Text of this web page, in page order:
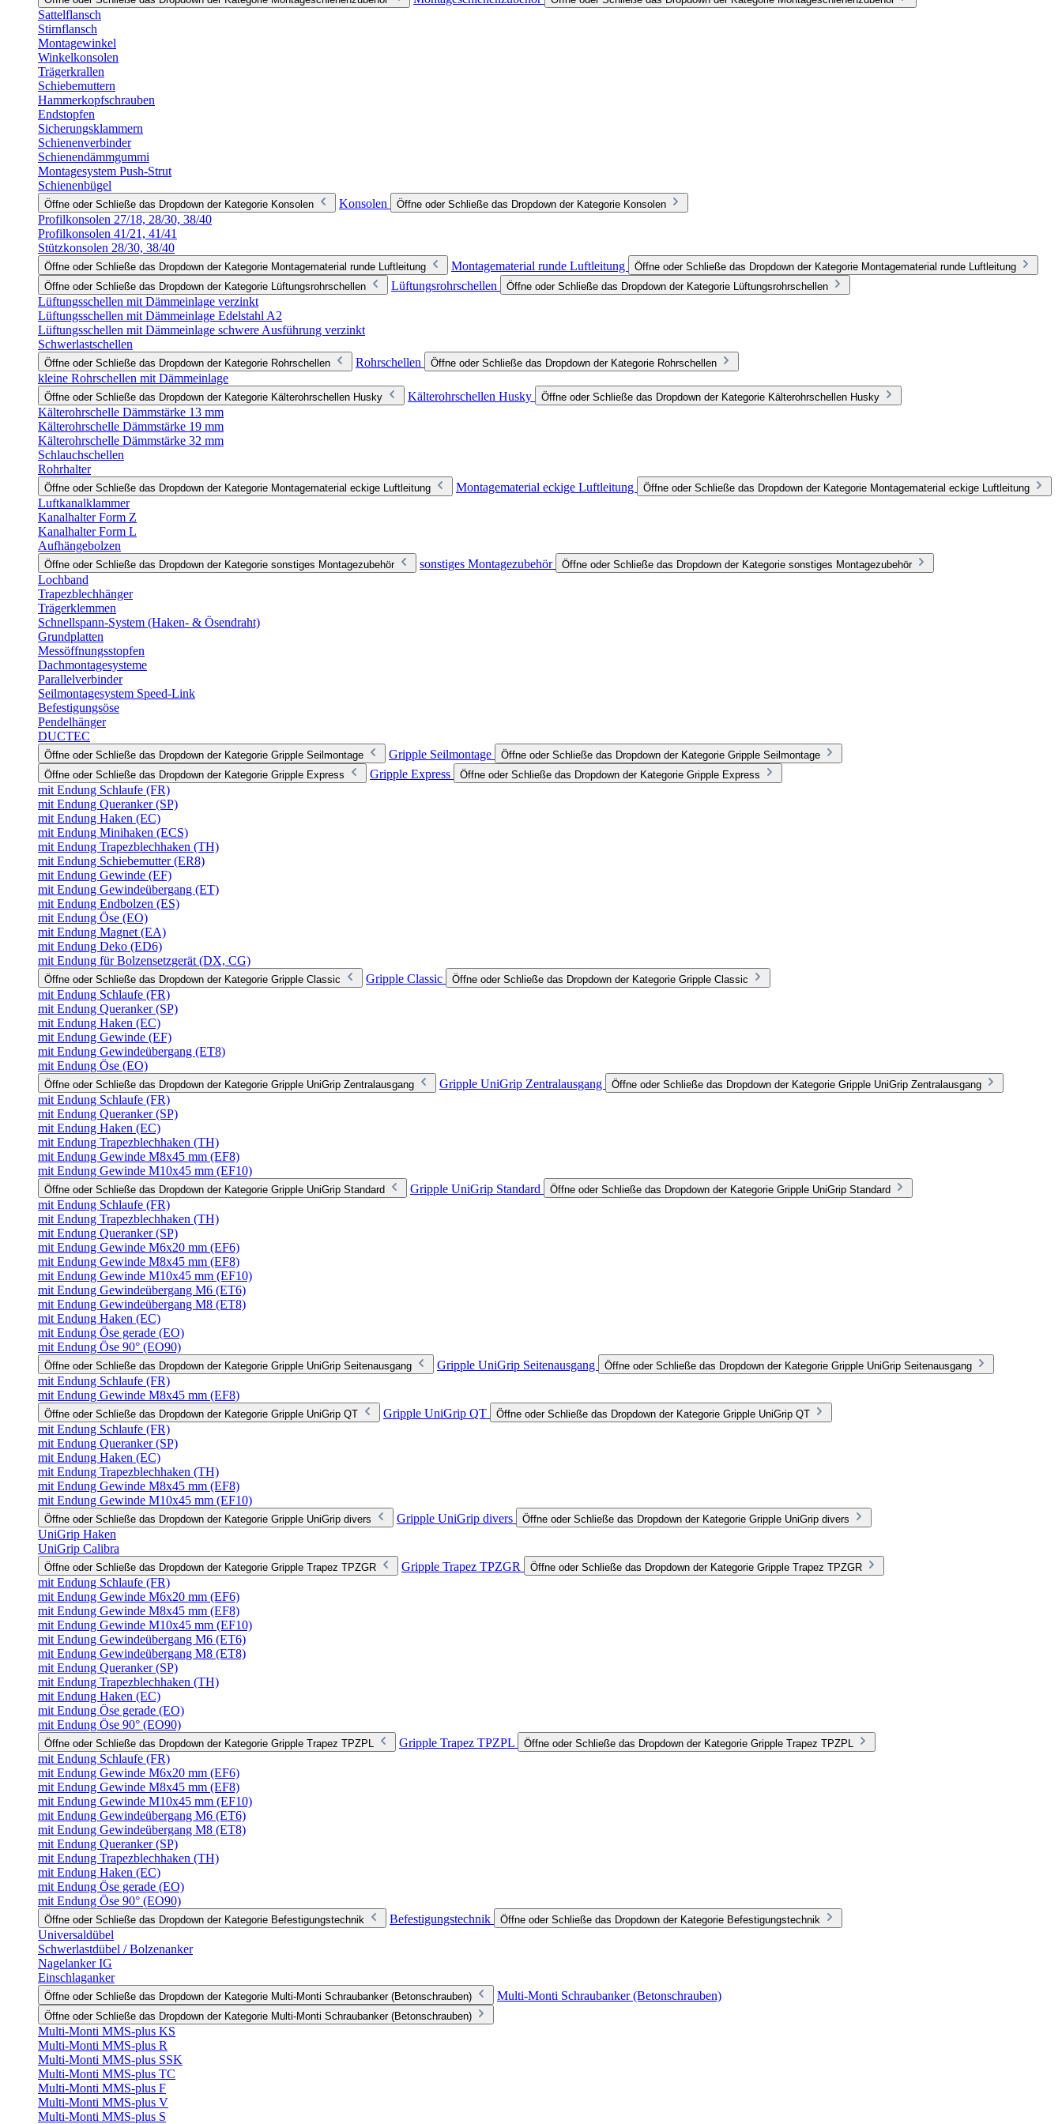
Sattelflansch
Stirnflansch
Montagewinkel
Winkelkonsolen
Trägerkrallen
Schiebemuttern
Hammerkopfschrauben
Endstopfen
Sicherungsklammern
Schienenverbinder
Schienendämmgummi
Montagesystem Push-Strut
Schienenbügel
Öffne oder Schließe das Dropdown der Kategorie Konsolen Konsolen Öffne oder Schließe das Dropdown der Kategorie Konsolen
Profilkonsolen 27/18, 28/30, 38/40
Profilkonsolen 41/21, 41/41
Stützkonsolen 28/30, 38/40
Öffne oder Schließe das Dropdown der Kategorie Montagematerial runde Luftleitung Montagematerial runde Luftleitung
Öffne oder Schließe das Dropdown der Kategorie Montagematerial runde Luftleitung
Öffne oder Schließe das Dropdown der Kategorie Lüftungsrohrschellen
Lüftungsrohrschellen Öffne oder Schließe das Dropdown der Kategorie Lüftungsrohrschellen
Lüftungsschellen mit Dämmeinlage verzinkt
Lüftungsschellen mit Dämmeinlage Edelstahl A2
Lüftungsschellen mit Dämmeinlage schwere Ausführung verzinkt
Schwerlastschellen
Öffne oder Schließe das Dropdown der Kategorie Rohrschellen Rohrschellen Öffne oder Schließe das Dropdown der Kategorie Rohrschellen
kleine Rohrschellen mit Dämmeinlage
Öffne oder Schließe das Dropdown der Kategorie Kälterohrschellen Husky Kälterohrschellen Husky Öffne oder Schließe das Dropdown der Kategorie Kälterohrschellen Husky
Kälterohrschelle Dämmstärke 13 mm
Kälterohrschelle Dämmstärke 19 mm
Kälterohrschelle Dämmstärke 32 mm
Schlauchschellen
Rohrhalter
Öffne oder Schließe das Dropdown der Kategorie Montagematerial eckige Luftleitung Montagematerial eckige Luftleitung Öffne oder Schließe das Dropdown der Kategorie Montagematerial eckige Luftleitung
Luftkanalklammer
Kanalhalter Form Z
Kanalhalter Form L
Aufhängebolzen
Öffne oder Schließe das Dropdown der Kategorie sonstiges Montagezubehör sonstiges Montagezubehör Öffne oder Schließe das Dropdown der Kategorie sonstiges Montagezubehör
Lochband
Trapezblechhänger
Trägerklemmen
Schnellspann-System (Haken- & Ösendraht)
Grundplatten
Messöffnungsstopfen
Dachmontagesysteme
Parallelverbinder
Seilmontagesystem Speed-Link
Befestigungsöse
Pendelhänger
DUCTEC
Öffne oder Schließe das Dropdown der Kategorie Gripple Seilmontage Gripple Seilmontage
Öffne oder Schließe das Dropdown der Kategorie Gripple Seilmontage
Öffne oder Schließe das Dropdown der Kategorie Gripple Express
Gripple Express Öffne oder Schließe das Dropdown der Kategorie Gripple Express
mit Endung Schlaufe (FR)
mit Endung Queranker (SP)
mit Endung Haken (EC)
mit Endung Minihaken (ECS)
mit Endung Trapezblechhaken (TH)
mit Endung Schiebemutter (ER8)
mit Endung Gewinde (EF)
mit Endung Gewindeübergang (ET)
mit Endung Endbolzen (ES)
mit Endung Öse (EO)
mit Endung Magnet (EA)
mit Endung Deko (ED6)
mit Endung für Bolzensetzgerät (DX, CG)
Öffne oder Schließe das Dropdown der Kategorie Gripple Classic Gripple Classic Öffne oder Schließe das Dropdown der Kategorie Gripple Classic
mit Endung Schlaufe (FR)
mit Endung Queranker (SP)
mit Endung Haken (EC)
mit Endung Gewinde (EF)
mit Endung Gewindeübergang (ET8)
mit Endung Öse (EO)
Öffne oder Schließe das Dropdown der Kategorie Gripple UniGrip Zentralausgang Gripple UniGrip Zentralausgang Öffne oder Schließe das Dropdown der Kategorie Gripple UniGrip Zentralausgang
mit Endung Schlaufe (FR)
mit Endung Queranker (SP)
mit Endung Haken (EC)
mit Endung Trapezblechhaken (TH)
mit Endung Gewinde M8x45 mm (EF8)
mit Endung Gewinde M10x45 mm (EF10)
Öffne oder Schließe das Dropdown der Kategorie Gripple UniGrip Standard Gripple UniGrip Standard Öffne oder Schließe das Dropdown der Kategorie Gripple UniGrip Standard
mit Endung Schlaufe (FR)
mit Endung Trapezblechhaken (TH)
mit Endung Queranker (SP)
mit Endung Gewinde M6x20 mm (EF6)
mit Endung Gewinde M8x45 mm (EF8)
mit Endung Gewinde M10x45 mm (EF10)
mit Endung Gewindeübergang M6 (ET6)
mit Endung Gewindeübergang M8 (ET8)
mit Endung Haken (EC)
mit Endung Öse gerade (EO)
mit Endung Öse 90° (EO90)
Öffne oder Schließe das Dropdown der Kategorie Gripple UniGrip Seitenausgang Gripple UniGrip Seitenausgang Öffne oder Schließe das Dropdown der Kategorie Gripple UniGrip Seitenausgang
mit Endung Schlaufe (FR)
mit Endung Gewinde M8x45 mm (EF8)
Öffne oder Schließe das Dropdown der Kategorie Gripple UniGrip QT Gripple UniGrip QT Öffne oder Schließe das Dropdown der Kategorie Gripple UniGrip QT
mit Endung Schlaufe (FR)
mit Endung Queranker (SP)
mit Endung Haken (EC)
mit Endung Trapezblechhaken (TH)
mit Endung Gewinde M8x45 mm (EF8)
mit Endung Gewinde M10x45 mm (EF10)
Öffne oder Schließe das Dropdown der Kategorie Gripple UniGrip divers Gripple UniGrip divers Öffne oder Schließe das Dropdown der Kategorie Gripple UniGrip divers
UniGrip Haken
UniGrip Calibra
Öffne oder Schließe das Dropdown der Kategorie Gripple Trapez TPZGR Gripple Trapez TPZGR Öffne oder Schließe das Dropdown der Kategorie Gripple Trapez TPZGR
mit Endung Schlaufe (FR)
mit Endung Gewinde M6x20 mm (EF6)
mit Endung Gewinde M8x45 mm (EF8)
mit Endung Gewinde M10x45 mm (EF10)
mit Endung Gewindeübergang M6 (ET6)
mit Endung Gewindeübergang M8 (ET8)
mit Endung Queranker (SP)
mit Endung Trapezblechhaken (TH)
mit Endung Haken (EC)
mit Endung Öse gerade (EO)
mit Endung Öse 90° (EO90)
Öffne oder Schließe das Dropdown der Kategorie Gripple Trapez TPZPL Gripple Trapez TPZPL Öffne oder Schließe das Dropdown der Kategorie Gripple Trapez TPZPL
mit Endung Schlaufe (FR)
mit Endung Gewinde M6x20 mm (EF6)
mit Endung Gewinde M8x45 mm (EF8)
mit Endung Gewinde M10x45 mm (EF10)
mit Endung Gewindeübergang M6 (ET6)
mit Endung Gewindeübergang M8 (ET8)
mit Endung Queranker (SP)
mit Endung Trapezblechhaken (TH)
mit Endung Haken (EC)
mit Endung Öse gerade (EO)
mit Endung Öse 90° (EO90)
Öffne oder Schließe das Dropdown der Kategorie Befestigungstechnik Befestigungstechnik Öffne oder Schließe das Dropdown der Kategorie Befestigungstechnik
Universaldübel
Schwerlastdübel / Bolzenanker
Nagelanker IG
Einschlaganker
Öffne oder Schließe das Dropdown der Kategorie Multi-Monti Schraubanker (Betonschrauben) Multi-Monti Schraubanker (Betonschrauben)
Öffne oder Schließe das Dropdown der Kategorie Multi-Monti Schraubanker (Betonschrauben)
Multi-Monti MMS-plus KS
Multi-Monti MMS-plus R
Multi-Monti MMS-plus SSK
Multi-Monti MMS-plus TC
Multi-Monti MMS-plus F
Multi-Monti MMS-plus V
Multi-Monti MMS-plus S